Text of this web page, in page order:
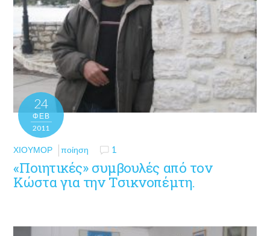
24
ΦΕΒ
2011
ΧΙΟΎΜΟΡ ποίηση 1
«Ποιητικές» συμβουλές από τον
Κώστα για την Τσικνοπέμτη.